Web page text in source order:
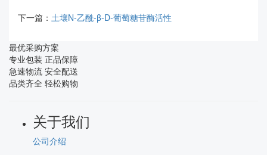
下一篇： 土壤N-乙酰-β-D-葡萄糖苷酶活性
最优采购方案
专业包装 正品保障
急速物流 安全配送
品类齐全 轻松购物
关于我们
公司介绍